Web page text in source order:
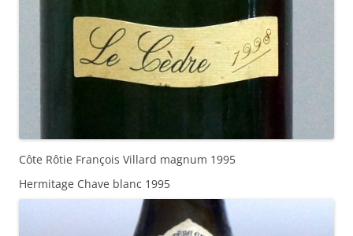
Côte Rôtie François Villard magnum 1995
Hermitage Chave blanc 1995